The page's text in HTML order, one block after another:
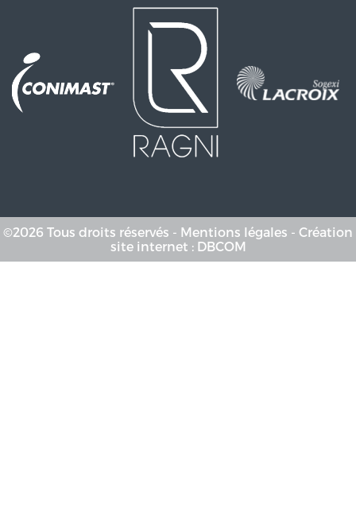
©2026 Tous droits réservés - Mentions légales - Création
site internet : DBCOM